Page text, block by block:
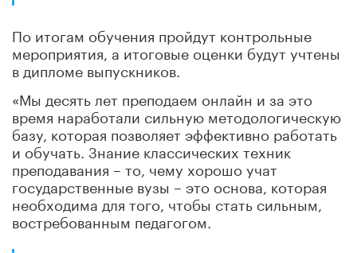
По итогам обучения пройдут контрольные
мероприятия, а итоговые оценки будут учтены
в дипломе выпускников.
«Мы десять лет преподаем онлайн и за это
время наработали сильную методологическую
базу, которая позволяет эффективно работать
и обучать. Знание классических техник
преподавания – то, чему хорошо учат
государственные вузы – это основа, которая
необходима для того, чтобы стать сильным,
востребованным педагогом.